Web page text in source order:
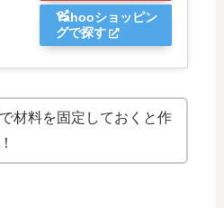
Yahooショッピン
グで探す
材料を固定しておくと作